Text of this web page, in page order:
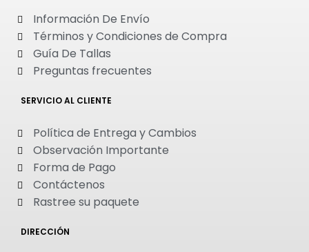
Información De Envío
Términos y Condiciones de Compra
Guía De Tallas
Preguntas frecuentes
SERVICIO AL CLIENTE
Política de Entrega y Cambios
Observación Importante
Forma de Pago
Contáctenos
Rastree su paquete
DIRECCIÓN